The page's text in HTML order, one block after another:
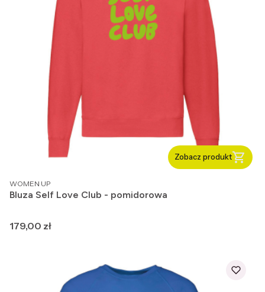
Zobacz produkt
PRODUCENT
WOMEN UP
Bluza Self Love Club - pomidorowa
Cena
179,00 zł